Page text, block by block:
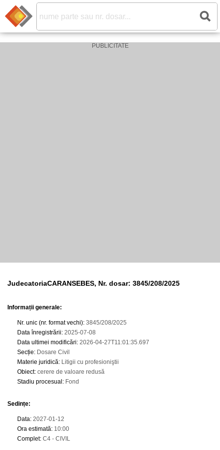
JudecatoriaCARANSEBES, Nr. dosar: 3845/208/2025
Informații generale:
Nr. unic (nr. format vechi): 3845/208/2025
Data înregistrării: 2025-07-08
Data ultimei modificări: 2026-04-27T11:01:35.697
Secție: Dosare Civil
Materie juridică: Litigii cu profesioniştii
Obiect: cerere de valoare redusă
Stadiu procesual : Fond
Sedințe:
Data: 2027-01-12
Ora estimată: 10:00
Complet: C4 - CIVIL